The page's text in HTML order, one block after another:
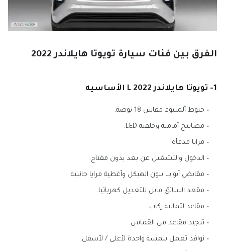
الفرق بين فئات سيارة تويوتا هايلاندر 2022
1- تويوتا هايلاندر L 2022 الأساسيه
جنوط ألمنيوم مقاس 18 بوصة.
مصابيح أمامية وخلفية LED.
مرايا مدفأة.
الدخول والتشغيل عن بعد بدون مفتاح.
مقابض أبواب بلون الهيكل وأغطية مرايا جانبية.
مقعد السائق قابل للتعديل كهربائيا.
مقاعد لثمانية ركاب.
تنجيد مقاعد من القماش.
نوافذ تعمل بلمسة واحدة لأعلى / لأسفل.